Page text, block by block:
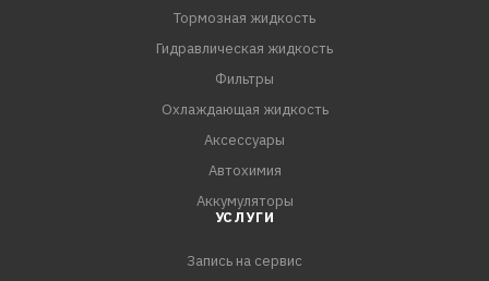
Тормозная жидкость
Гидравлическая жидкость
Фильтры
Охлаждающая жидкость
Аксессуары
Автохимия
Аккумуляторы
УСЛУГИ
Запись на сервис